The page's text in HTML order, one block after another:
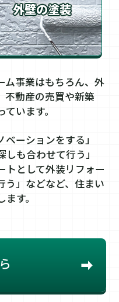
外壁の塗装
ム事業はもちろん、外
不動産の売買や新築
います。
ーションをする」
しも合わせて行う」
トとして外装リフォー
う」などなど、住まい
す。